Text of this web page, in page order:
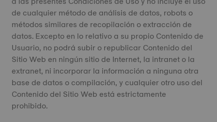
de cualquier método de análisis de datos, robots o
métodos similares de recopilación o extracción de
datos. Excepto en lo relativo a su propio Contenido de
Usuario, no podrá subir o republicar Contenido del
Sitio Web en ningún sitio de Internet, la intranet o la
extranet, ni incorporar la información a ninguna otra
base de datos o compilación, y cualquier otro uso del
Contenido del Sitio Web está estrictamente
prohibido.